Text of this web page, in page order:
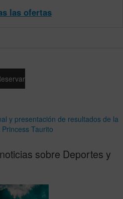
las ofertas
y presentación de resultados de la
Taurito
sobre Deportes y